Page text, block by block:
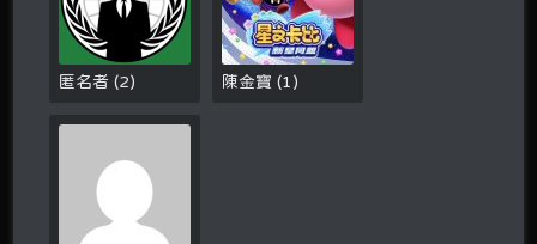
匿名者(2) 陳金寶(1 )